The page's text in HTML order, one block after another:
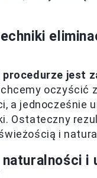
procedurze jest
oczyścić
a jednocześnie
Ostateczny
i
i